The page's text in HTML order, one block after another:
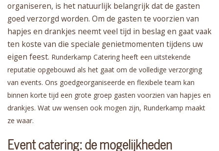
organiseren, is het natuurlijk belangrijk dat de gasten
goed verzorgd worden. Om de gasten te voorzien van
hapjes en drankjes neemt veel tijd in beslag en gaat vaak
ten koste van die speciale genietmomenten tijdens uw
eigen feest. Runderkamp Catering heeft een uitstekende
reputatie opgebouwd als het gaat om de volledige verzorging
van events. Ons goedgeorganiseerde en flexibele team kan
binnen korte tijd een grote groep gasten voorzien van hapjes en
drankjes. Wat uw wensen ook mogen zijn, Runderkamp maakt
ze waar.
Event catering: de mogelijkheden